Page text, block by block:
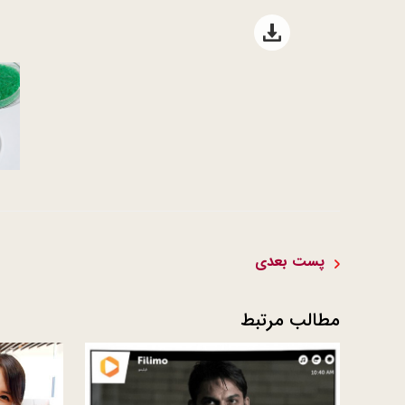
Open file download list
پست بعدی
مطالب مرتبط